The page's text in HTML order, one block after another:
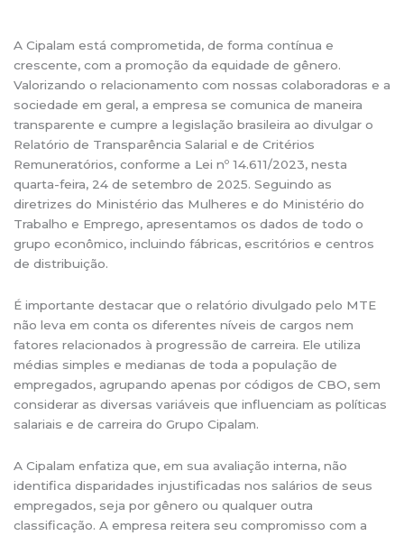
A Cipalam está comprometida, de forma contínua e
crescente, com a promoção da equidade de gênero.
Valorizando o relacionamento com nossas colaboradoras e a
sociedade em geral, a empresa se comunica de maneira
transparente e cumpre a legislação brasileira ao divulgar o
Relatório de Transparência Salarial e de Critérios
Remuneratórios, conforme a Lei nº 14.611/2023, nesta
quarta-feira, 24 de setembro de 2025. Seguindo as
diretrizes do Ministério das Mulheres e do Ministério do
Trabalho e Emprego, apresentamos os dados de todo o
grupo econômico, incluindo fábricas, escritórios e centros
de distribuição.
É importante destacar que o relatório divulgado pelo MTE
não leva em conta os diferentes níveis de cargos nem
fatores relacionados à progressão de carreira. Ele utiliza
médias simples e medianas de toda a população de
empregados, agrupando apenas por códigos de CBO, sem
considerar as diversas variáveis que influenciam as políticas
salariais e de carreira do Grupo Cipalam.
A Cipalam enfatiza que, em sua avaliação interna, não
identifica disparidades injustificadas nos salários de seus
empregados, seja por gênero ou qualquer outra
classificação. A empresa reitera seu compromisso com a